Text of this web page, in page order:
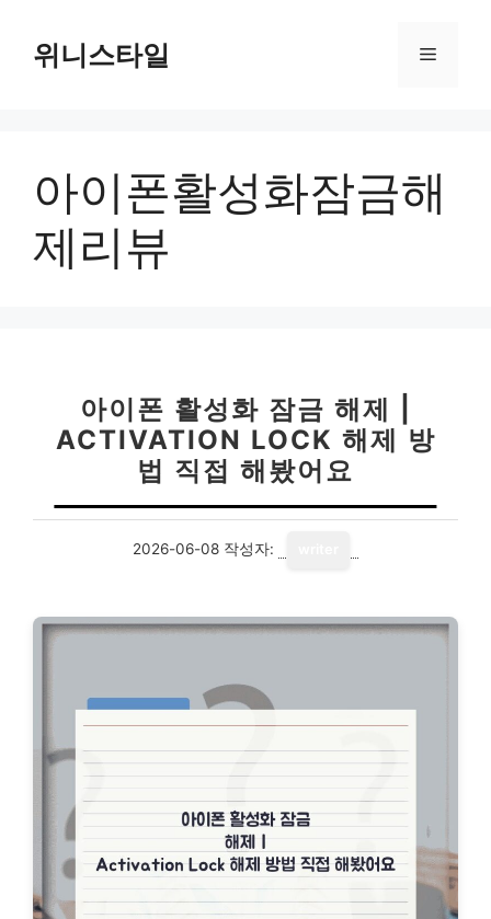
위니스타일 메
아이폰활성화잠금해
제리뷰
아이폰 활성화 잠금 해제 |
ACTIVATION LOCK 해제 방
법 직접 해봤어요
2026-06-08 작성자: